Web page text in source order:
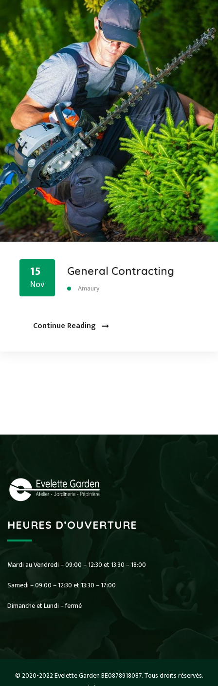
15
Nov
General Contracting
Amaury
Continue Reading
HEURES D’OUVERTURE
Mardi au Vendredi – 09:00 – 12:30 et 13:30 – 18:00
Samedi – 09:00 – 12:30 et 13:30 – 17:00
Dimanche et Lundi – fermé
© 2020-2022 Evelette Garden BE0878918087. Tous droits réservés.